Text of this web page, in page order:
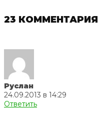
23 КОММЕНТАРИЯ
Руслан
24.09.2013 в 14:29
Ответить